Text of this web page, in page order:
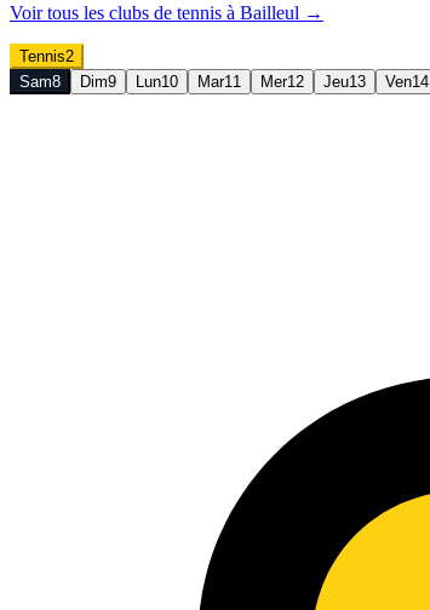
Voir tous les clubs de tennis à Bailleul →
Tennis2
Sam8 Dim9 Lun10 Mar11 Mer12 Jeu13 Ven14